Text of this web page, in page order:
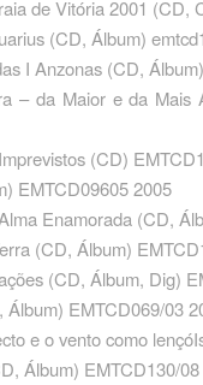
de Vitória 2001 (CD,
‎(CD, Álbum)
I Anzonas ‎(CD,
– da Maior e da Mais
‎(CD)
EMTCD09605 2005
Enamorada ‎(CD,
‎(CD, Álbum)
‎(CD, Álbum, Dig)
EMTCD069/03
e o vento como
Álbum) EMTCD130/